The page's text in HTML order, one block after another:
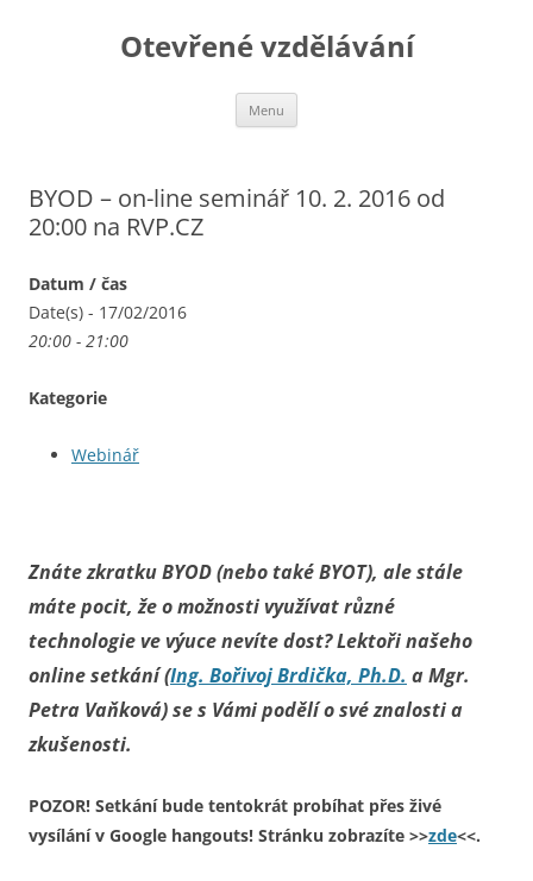
Otevřené vzdělávání
Menu
BYOD – on-line seminář 10. 2. 2016 od
20:00 na RVP.CZ
Datum / čas
Date(s) - 17/02/2016
20:00 - 21:00
Kategorie
Webinář
Znáte zkratku BYOD (nebo také BYOT), ale stále
máte pocit, že o možnosti využívat různé
technologie ve výuce nevíte dost? Lektoři našeho
online setkání (Ing. Bořivoj Brdička, Ph.D. a Mgr.
Petra Vaňková) se s Vámi podělí o své znalosti a
zkušenosti.
POZOR! Setkání bude tentokrát probíhat přes živé
vysílání v Google hangouts! Stránku zobrazíte >>zde<<.